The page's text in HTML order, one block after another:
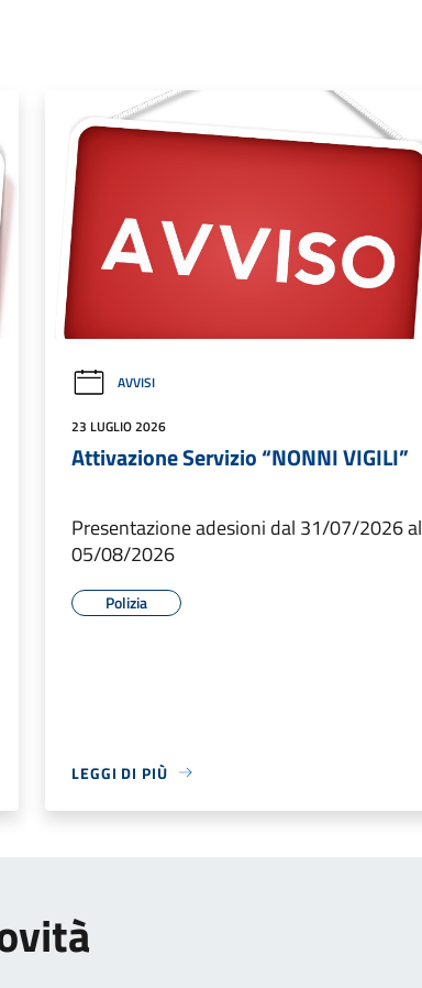
AVVISI
23 LUGLIO 2026
Attivazione Servizio “NONNI VIGILI”
Presentazione adesioni dal 31/07/2026 al
05/08/2026
Polizia
LEGGI DI PIÙ